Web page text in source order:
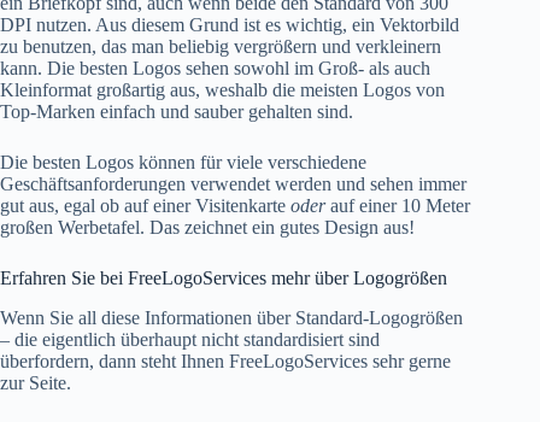
DPI nutzen. Aus diesem Grund ist es wichtig, ein Vektorbild
zu benutzen, das man beliebig vergrößern und verkleinern
kann. Die besten Logos sehen sowohl im Groß- als auch
Kleinformat großartig aus, weshalb die meisten Logos von
Top-Marken einfach und sauber gehalten sind.
Die besten Logos können für viele verschiedene
Geschäftsanforderungen verwendet werden und sehen immer
gut aus, egal ob auf einer Visitenkarte oderauf einer 10 Meter
großen Werbetafel. Das zeichnet ein gutes Design aus!
Erfahren Sie bei FreeLogoServices mehr über Logogrößen
Wenn Sie all diese Informationen über Standard-Logogrößen
– die eigentlich überhaupt nicht standardisiert sind
überfordern, dann steht Ihnen FreeLogoServices sehr gerne
zur Seite.